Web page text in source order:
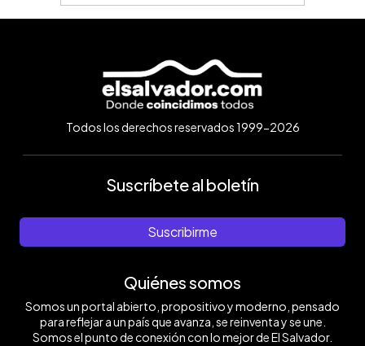
Todos los derechos reservados 1999-2026
Suscríbete al boletín
Suscribirme
Quiénes somos
Somos un portal abierto, propositivo y moderno, pensado
para reflejar a un país que avanza, se reinventa y se une.
Somos el punto de conexión con lo mejor de El Salvador.